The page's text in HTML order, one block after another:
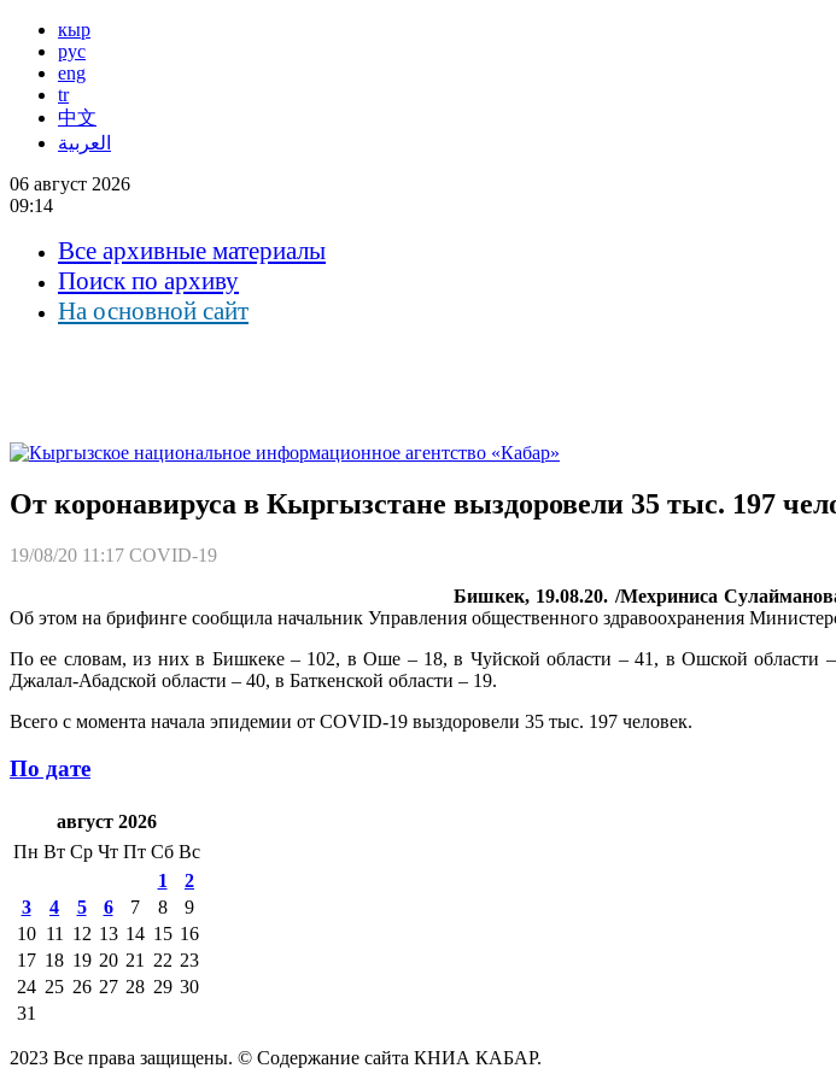
кыр
рус
eng
tr
中文
العربية
06 август 2026
09:14
Все архивные материалы
Поиск по архиву
На основной сайт
От коронавируса в Кыргызстане выздоровели 35 тыс. 197
19/08/20 11:17 COVID-19
Бишкек, 19.08.20. /Мехриниса
Об этом на брифинге сообщила начальник Управления общественного здравоохранения
По ее словам, из них в Бишкеке – 102, в Оше – 18, в Чуйской области – 41, в Ошской области
Джалал-Абадской области – 40, в Баткенской области – 19.
Всего с момента начала эпидемии от COVID-19 выздоровели 35 тыс. 197 человек.
По дате
август 2026
Пн Вт Ср Чт Пт Сб Вс
1
2
3
4 5 6 7 8
9
10 11 12 13 14 15 16
17 18 19 20 21 22 23
24 25 26 27 28 29 30
31
2023 Все права защищены. © Содержание сайта КНИА КАБАР.